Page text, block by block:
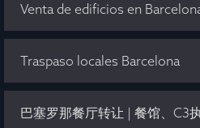
Venta de edificios en
Traspaso locales Barcelona